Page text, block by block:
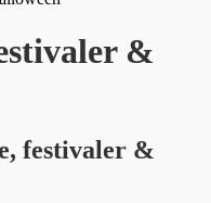
&
festivaler &